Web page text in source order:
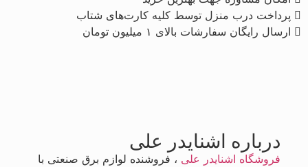
پرداخت درب منزل توسط کلیه کارت‌های شتاب
ارسال رایگان سفارشات بالای ۱ میلیون تومان
درباره اشنایدر علی
فروشگاه اشنایدر علی ، فروشنده لوازم برق صنعتی با